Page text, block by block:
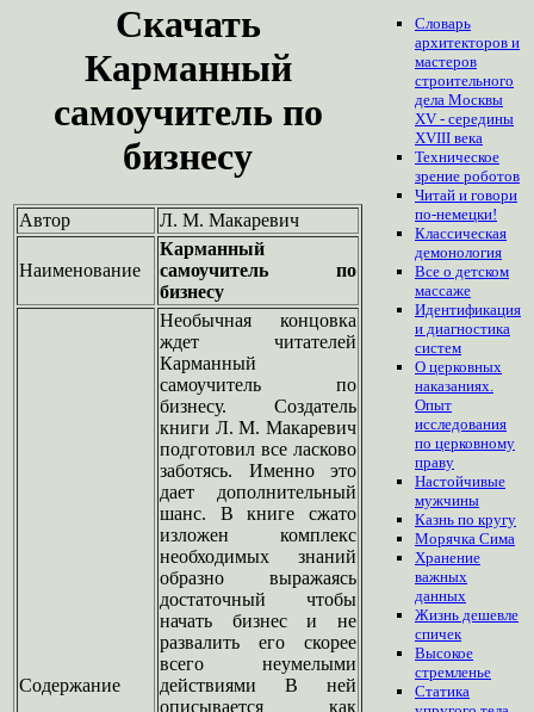
Скачать
Карманный
самоучитель по
бизнесу
Автор Л. М. Макаревич
Наименование
Карманный
самоучитель по
бизнесу
Содержание
Необычная концовка
ждет читателей
Карманный
самоучитель по
бизнесу. Создатель
книги Л. М. Макаревич
подготовил все ласково
заботясь. Именно это
дает дополнительный
шанс. В книге сжато
изложен комплекс
необходимых знаний
образно выражаясь
достаточный чтобы
начать бизнес и не
развалить его скорее
всего неумелыми
действиями В ней
описывается как
Словарь
архитекторов и
мастеров
строительного
дела Москвы
XV - середины
XVIII века
Техническое
зрение роботов
Читай и говори
по-немецки!
Классическая
демонология
Все о детском
массаже
Идентификация
и диагностика
систем
О церковных
наказаниях.
Опыт
исследования
по церковному
праву
Настойчивые
мужчины
Казнь по кругу
Морячка Сима
Хранение
важных
данных
Жизнь дешевле
спичек
Высокое
стремленье
Статика